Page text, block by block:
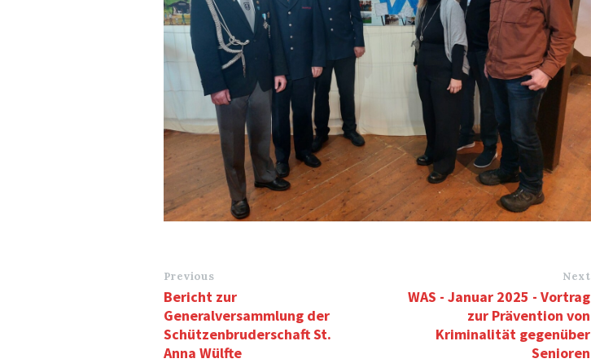
Previous
Bericht zur
Generalversammlung der
Schützenbruderschaft St.
Anna Wülfte
Next
WAS - Januar 2025 - Vortrag
zur Prävention von
Kriminalität gegenüber
Senioren